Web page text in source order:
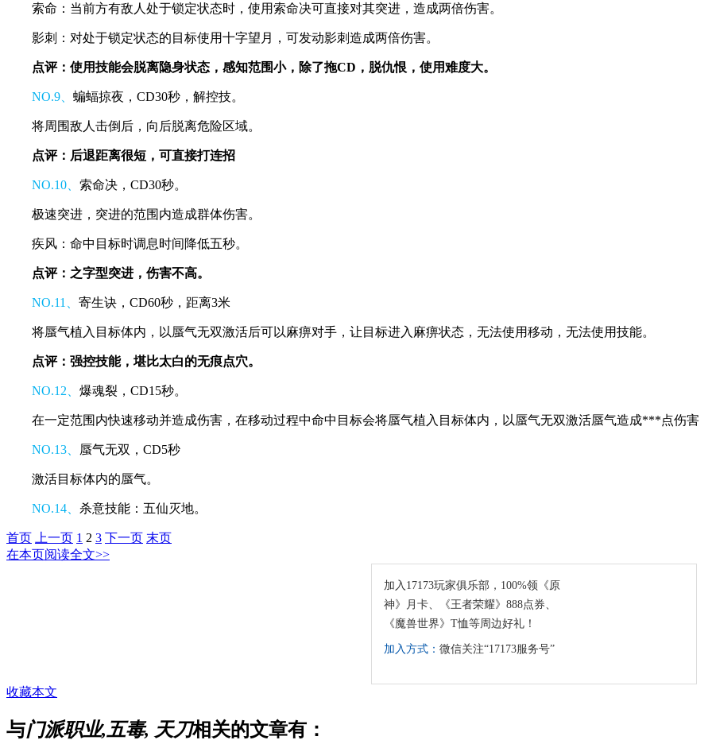
索命：当前方有敌人处于锁定状态时，使用索命决可直接对其突进，造成两倍伤害。
影刺：对处于锁定状态的目标使用十字望月，可发动影刺造成两倍伤害。
点评：使用技能会脱离隐身状态，感知范围小，除了拖CD，脱仇恨，使用难度大。
NO.9、 蝙蝠掠夜，CD30秒，解控技。
将周围敌人击倒后，向后脱离危险区域。
点评：后退距离很短，可直接打连招
NO.10、 索命决，CD30秒。
极速突进，突进的范围内造成群体伤害。
疾风：命中目标时调息时间降低五秒。
点评：之字型突进，伤害不高。
NO.11、 寄生诀，CD60秒，距离3米
将蜃气植入目标体内，以蜃气无双激活后可以麻痹对手，让目标进入麻痹状态，无法使用移动，无法使用技能。
点评：强控技能，堪比太白的无痕点穴。
NO.12、 爆魂裂，CD15秒。
在一定范围内快速移动并造成伤害，在移动过程中命中目标会将蜃气植入目标体内，以蜃气无双激活蜃气造成***点伤害
NO.13、 蜃气无双，CD5秒
激活目标体内的蜃气。
NO.14、 杀意技能：五仙灭地。
首页 上一页 1 2 3 下一页 末页
在本页阅读全文>>
加入17173玩家俱乐部，100%领《原
神》月卡、《王者荣耀》888点券、
《魔兽世界》T恤等周边好礼！
加入方式： 微信关注“17173服务号”
收藏本文
与门派职业,五毒, 天刀相关的文章有：